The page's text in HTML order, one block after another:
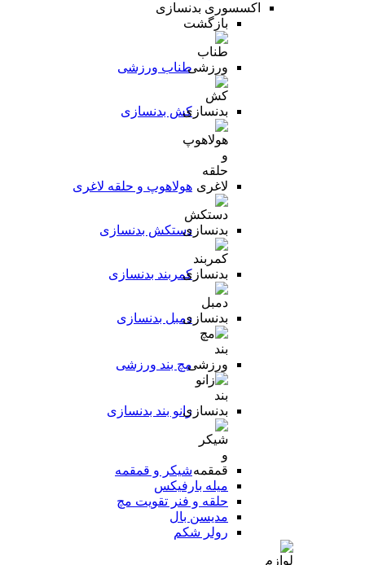
اکسسوری بدنسازی
بازگشت
طناب ورزشی
کش بدنسازی
هولاهوپ و حلقه لاغری
دستکش بدنسازی
کمربند بدنسازی
دمبل بدنسازی
مچ بند ورزشی
زانو بند بدنسازی
شیکر و قمقمه
میله بارفیکس
حلقه و فنر تقویت مچ
مدیسن بال
رولر شکم